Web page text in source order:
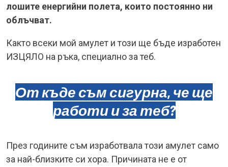
лошите енергийни полета, които постоянно ни
облъчват.
Както всеки мой амулет и този ще бъде изработен
ИЗЦЯЛО на ръка, специално за теб.
От къде съм сигурна, че ще
работи и за теб?
През годините съм изработвала този амулет само
за най-близките си хора. Причината не е от